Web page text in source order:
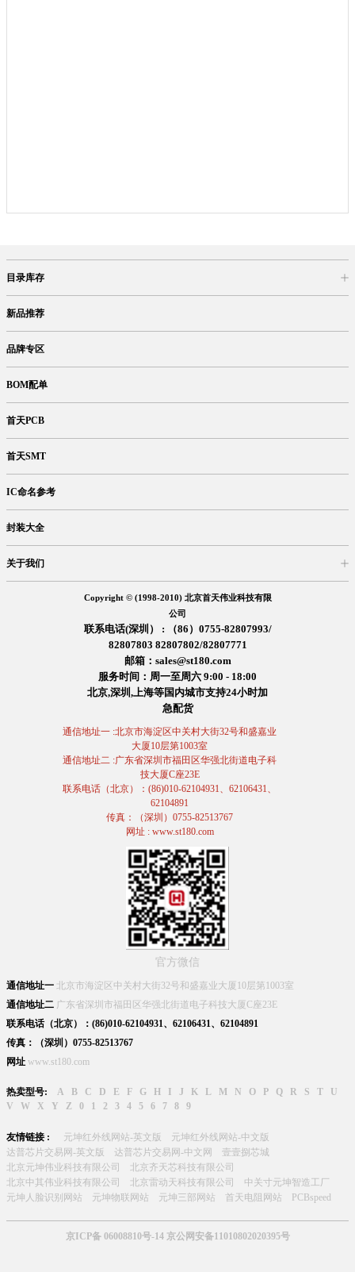
目录库存
新品推荐
品牌专区
BOM配单
首天PCB
首天SMT
IC命名参考
封装大全
关于我们
Copyright © (1998-2010) 北京首天伟业科技有限
公司
联系电话(深圳） : （86）0755-82807993/
82807803 82807802/82807771
邮箱：sales@st180.com
服务时间：周一至周六 9:00 - 18:00
北京,深圳,上海等国内城市支持24小时加
急配货
通信地址一 :北京市海淀区中关村大街32号和盛嘉业
大厦10层第1003室
通信地址二 :广东省深圳市福田区华强北街道电子科
技大厦C座23E
联系电话（北京）：(86)010-62104931、62106431、
62104891
传真：（深圳）0755-82513767
网址 : www.st180.com
官方微信
通信地址一 北京市海淀区中关村大街32号和盛嘉业大厦10层第1003室
通信地址二 广东省深圳市福田区华强北街道电子科技大厦C座23E
联系电话（北京）：(86)010-62104931、62106431、62104891
传真：（深圳）0755-82513767
网址 www.st180.com
热卖型号: A B C D E F G H J K L M N O P Q R S T
U
V
W X Y Z 0 1 2 3 4 5 6 7 8 9
友情链接 : 元坤红外线网站-英文版
元坤红外线网站-中文版
达普芯片交易网-英文版
达普芯片交易网-中文网
壹壹捌芯城
北京元坤伟业科技有限公司
北京齐天芯科技有限公司
北京中其伟业科技有限公司
北京雷动天科技有限公司
中关寸元坤智造工厂
元坤人脸识别网站
元坤物联网站 元坤三部网站 首天电阻网站 PCBspeed
京ICP备 06008810号-14 京公网安备11010802020395号